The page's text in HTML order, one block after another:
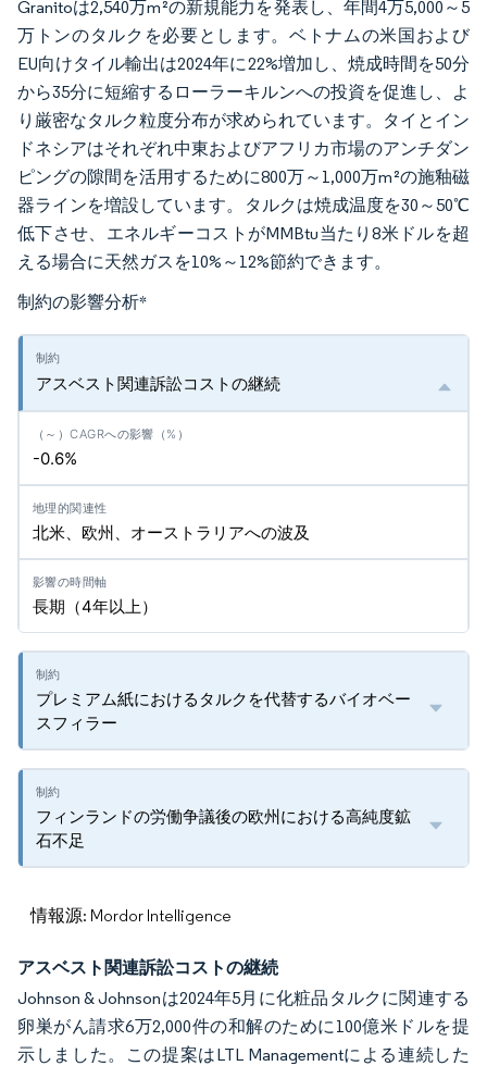
Granitoは2,540万m²の新規能力を発表し、年間4万5,000～5
万トンのタルクを必要とします。ベトナムの米国および
EU向けタイル輸出は2024年に22%増加し、焼成時間を50分
から35分に短縮するローラーキルンへの投資を促進し、よ
り厳密なタルク粒度分布が求められています。タイとイン
ドネシアはそれぞれ中東およびアフリカ市場のアンチダン
ピングの隙間を活用するために800万～1,000万m²の施釉磁
器ラインを増設しています。タルクは焼成温度を30～50℃
低下させ、エネルギーコストがMMBtu当たり8米ドルを超
える場合に天然ガスを10%～12%節約できます。
制約の影響分析*
アスベスト関連訴訟コストの継続
-0.6%
北米、欧州、オーストラリアへの波及
長期（4年以上）
プレミアム紙におけるタルクを代替するバイオベー
スフィラー
フィンランドの労働争議後の欧州における高純度鉱
石不足
情報源: Mordor Intelligence
アスベスト関連訴訟コストの継続
Johnson & Johnsonは2024年5月に化粧品タルクに関連する
卵巣がん請求6万2,000件の和解のために100億米ドルを提
示しました。この提案はLTL Managementによる連続した